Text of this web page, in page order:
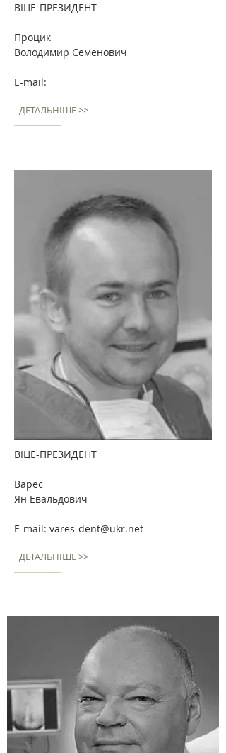
ВІЦЕ-ПРЕЗИДЕНТ
Процик
Володимир Семенович
E-mail:
ДЕТАЛЬНІШЕ >>
ВІЦЕ-ПРЕЗИДЕНТ
Варес
Ян Евальдович
E-mail: vares-dent@ukr.net
ДЕТАЛЬНІШЕ >>